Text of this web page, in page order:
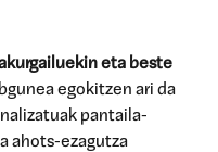
eta beste
egokitzen ari da
pantaila-
ahots-ezagutza